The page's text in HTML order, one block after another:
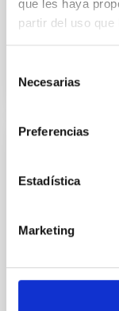
que les haya
partir del uso
Necesarias
Preferencias
Estadística
Marketing
borne...
Continuum
The
these